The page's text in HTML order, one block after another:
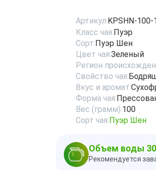
Артикул:KPSHN-100-
Класс чая:Пуэр
Сорт:Пуэр Шен
Цвет чая:Зеленый
Регион
Свойство чая:
Вкус и аромат:
Форма чая:
Вес (грамм):100
Сорт чая:Пуэр Шен
Объем воды
Рекомендуется